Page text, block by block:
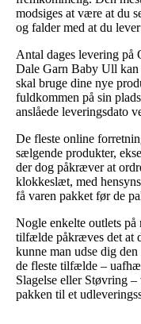
modsiges at være at du
og falder med at du
Antal dages levering på
Dale Garn Baby Ull
skal bruge dine nye
fuldkommen på sin
anslåede leveringsdato
De fleste online
sælgende produkter,
der dog påkræver at
klokkeslæt, med
få varen pakket før de
Nogle enkelte outlets
tilfælde påkræves det at
kunne man udse dig
de fleste tilfælde –
Slagelse eller Støvring
pakken til et